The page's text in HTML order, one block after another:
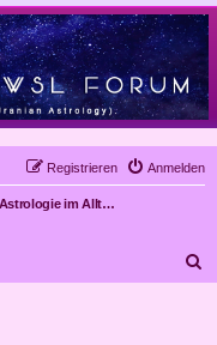
Anmelden
Registrieren
03. Astrologie im Alltag, Mundanastrologie, Stundenastrologie, Objekt-Astrologie